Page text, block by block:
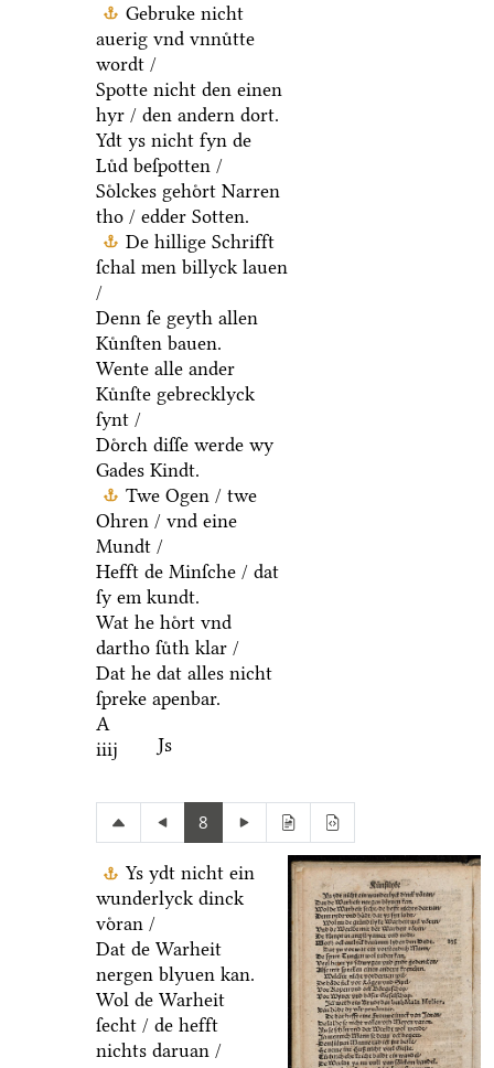
Gebruke nicht
auerig vnd vnnuͤtte
wordt /
Spotte nicht den einen
hyr / den andern dort.
Ydt ys nicht fyn de
Luͤd beſpotten /
Soͤlckes gehoͤrt Narren
tho / edder Sotten.
De hillige Schrifft
ſchal men billyck lauen
/
Denn ſe geyth allen
Kuͤnſten bauen.
Wente alle ander
Kuͤnſte gebrecklyck
ſynt /
Doͤrch diſſe werde wy
Gades Kindt.
Twe Ogen / twe
Ohren / vnd eine
Mundt /
Hefft de Minſche / dat
ſy em kundt.
Wat he hoͤrt vnd
dartho ſuͤth klar /
Dat he dat alles nicht
ſpreke apenbar.
A
iiij
Js
8
Ys ydt nicht ein
wunderlyck dinck
voͤran /
Dat de Warheit
nergen blyuen kan.
Wol de Warheit
ſecht / de hefft
nichts daruan /